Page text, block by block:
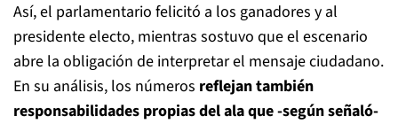
Así, el parlamentario felicitó a los ganadores y al
presidente electo, mientras sostuvo que el escenario
abre la obligación de interpretar el mensaje ciudadano.
En su análisis, los números reflejan también
responsabilidades propias del ala que -según señaló-